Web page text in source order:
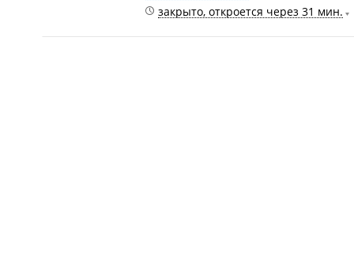
закрыто, откроется через 31 мин.